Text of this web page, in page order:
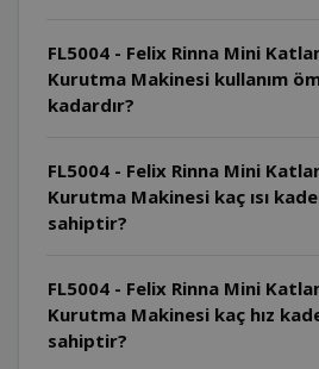
FL5004 - Felix Rinna Mini
Kurutma Makinesi kullanım
kadardır?
FL5004 - Felix Rinna Mini
Kurutma Makinesi kaç ısı
sahiptir?
FL5004 - Felix Rinna Mini
Kurutma Makinesi kaç hız
sahiptir?